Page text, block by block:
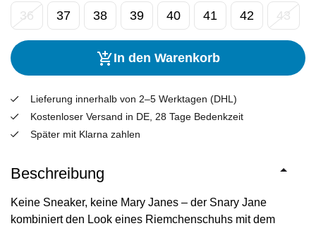
36
37 38 39 40 41 42 43
In den Warenkorb
Lieferung innerhalb von 2–5 Werktagen (DHL)
Kostenloser Versand in DE, 28 Tage Bedenkzeit
Später mit Klarna zahlen
Beschreibung
Keine Sneaker, keine Mary Janes – der Snary Jane
kombiniert den Look eines Riemchenschuhs mit dem